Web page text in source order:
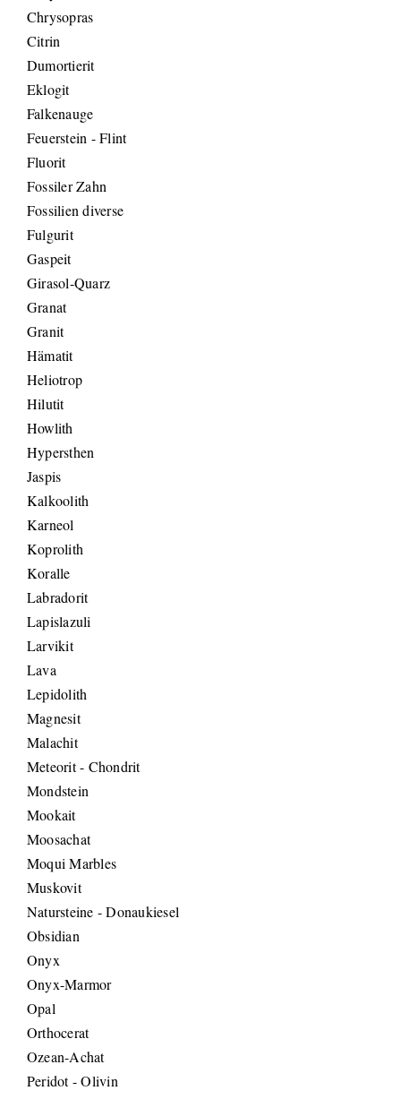
Chrysopras
Citrin
Dumortierit
Eklogit
Falkenauge
Feuerstein - Flint
Fluorit
Fossiler Zahn
Fossilien diverse
Fulgurit
Gaspeit
Girasol-Quarz
Granat
Granit
Hämatit
Heliotrop
Hilutit
Howlith
Hypersthen
Jaspis
Kalkoolith
Karneol
Koprolith
Koralle
Labradorit
Lapislazuli
Larvikit
Lava
Lepidolith
Magnesit
Malachit
Meteorit - Chondrit
Mondstein
Mookait
Moosachat
Moqui Marbles
Muskovit
Natursteine - Donaukiesel
Obsidian
Onyx
Onyx-Marmor
Opal
Orthocerat
Ozean-Achat
Peridot - Olivin